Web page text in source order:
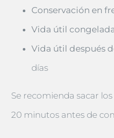
Conservación en
Vida útil
Vida útil después
días
Se recomienda sacar
20 minutos antes de